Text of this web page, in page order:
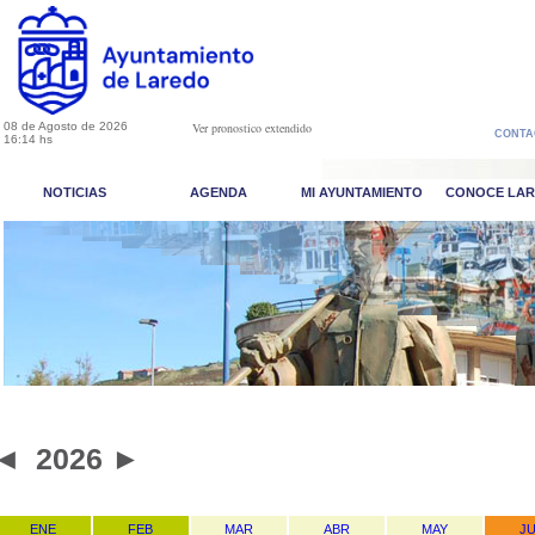
08 de Agosto de 2026
16:14 hs
Ver pronostico extendido
NOTICIAS AGENDA MI AYUNTAMIENTO CONOCE
2026 ►
ENE FEB MAR ABR MAY